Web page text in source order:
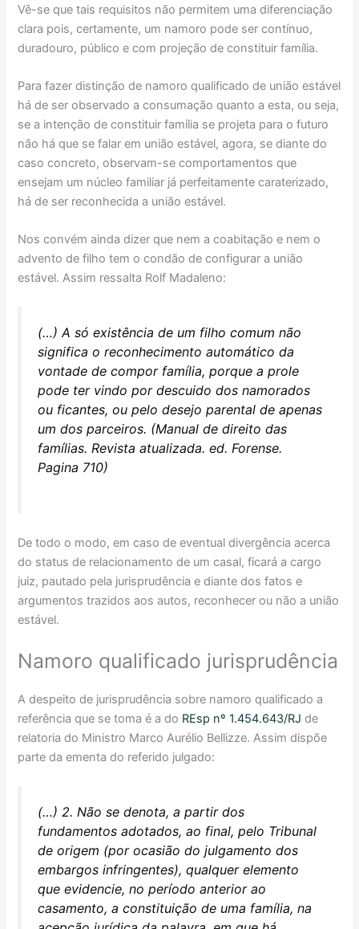
Vê-se que tais requisitos não permitem uma diferenciação
clara pois, certamente, um namoro pode ser contínuo,
duradouro, público e com projeção de constituir família.
Para fazer distinção de namoro qualificado de união estável
há de ser observado a consumação quanto a esta, ou seja,
se a intenção de constituir família se projeta para o futuro
não há que se falar em união estável, agora, se diante do
caso concreto, observam-se comportamentos que
ensejam um núcleo familiar já perfeitamente caraterizado,
há de ser reconhecida a união estável.
Nos convém ainda dizer que nem a coabitação e nem o
advento de filho tem o condão de configurar a união
estável. Assim ressalta Rolf Madaleno:
(…) A só existência de um filho comum não
significa o reconhecimento automático da
vontade de compor família, porque a prole
pode ter vindo por descuido dos namorados
ou ficantes, ou pelo desejo parental de apenas
um dos parceiros. (Manual de direito das
famílias. Revista atualizada. ed. Forense.
Pagina 710)
De todo o modo, em caso de eventual divergência acerca
do status de relacionamento de um casal, ficará a cargo
juiz, pautado pela jurisprudência e diante dos fatos e
argumentos trazidos aos autos, reconhecer ou não a união
estável.
Namoro qualificado jurisprudência
A despeito de jurisprudência sobre namoro qualificado a
referência que se toma é a do REsp nº 1.454.643/RJ de
relatoria do Ministro Marco Aurélio Bellizze. Assim dispõe
parte da ementa do referido julgado:
(…) 2. Não se denota, a partir dos
fundamentos adotados, ao final, pelo Tribunal
de origem (por ocasião do julgamento dos
embargos infringentes), qualquer elemento
que evidencie, no período anterior ao
casamento, a constituição de uma família, na